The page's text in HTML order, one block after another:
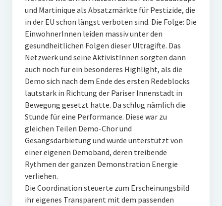
und Martinique als Absatzmärkte für Pestizide, die
in der EU schon längst verboten sind. Die Folge: Die
EinwohnerInnen leiden massiv unter den
gesundheitlichen Folgen dieser Ultragifte. Das
Netzwerk und seine AktivistInnen sorgten dann
auch noch für ein besonderes Highlight, als die
Demo sich nach dem Ende des ersten Redeblocks
lautstark in Richtung der Pariser Innenstadt in
Bewegung gesetzt hatte. Da schlug nämlich die
Stunde für eine Performance. Diese war zu
gleichen Teilen Demo-Chor und
Gesangsdarbietung und wurde unterstützt von
einer eigenen Demoband, deren treibende
Rythmen der ganzen Demonstration Energie
verliehen.
Die Coordination steuerte zum Erscheinungsbild
ihr eigenes Transparent mit dem passenden